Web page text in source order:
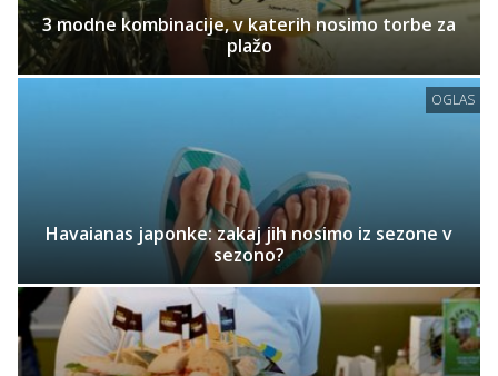
3 modne kombinacije, v katerih nosimo torbe za
plažo
OGLAS
Havaianas japonke: zakaj jih nosimo iz sezone v
sezono?